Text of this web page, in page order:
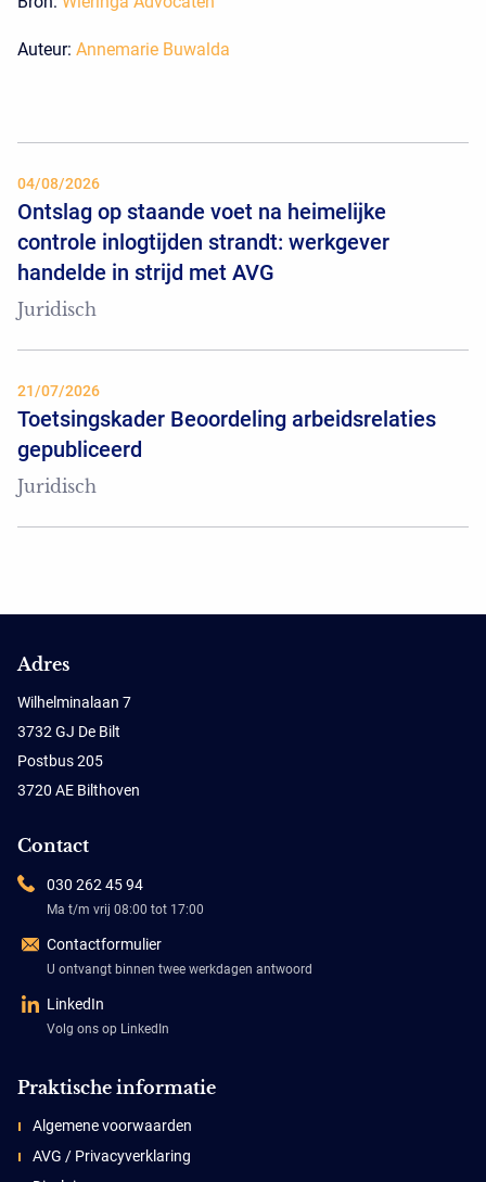
Auteur: Annemarie Buwalda
04/08/2026
Ontslag op staande voet na heimelijke
controle inlogtijden strandt: werkgever
handelde in strijd met AVG
Juridisch
21/07/2026
Toetsingskader Beoordeling arbeidsrelaties
gepubliceerd
Juridisch
Adres
Wilhelminalaan 7
3732 GJ De Bilt
Postbus 205
3720 AE Bilthoven
Contact
030 262 45 94
Ma t/m vrij 08:00 tot 17:00
Contactformulier
U ontvangt binnen twee werkdagen antwoord
LinkedIn
Volg ons op LinkedIn
Praktische informatie
Algemene voorwaarden
AVG / Privacyverklaring